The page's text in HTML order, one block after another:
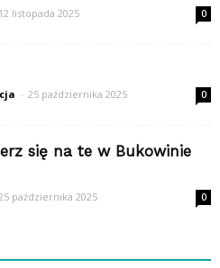
12 listopada 2025 0
- 25 października 2025 0
się na te w Bukowinie
października 2025 0